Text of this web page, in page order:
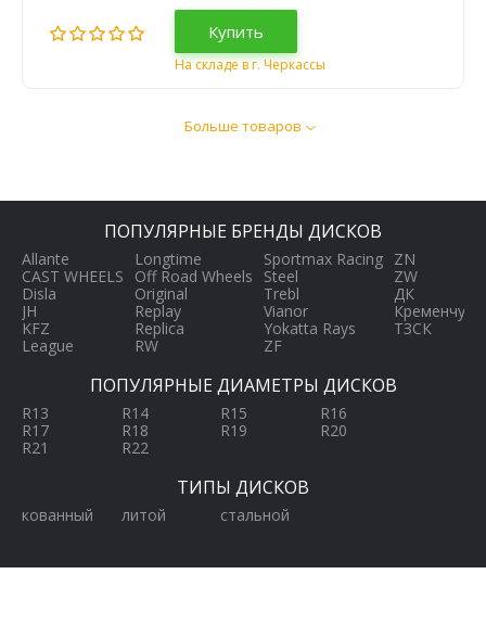
Купить
На складе в г. Черкассы
Больше товаров
ПОПУЛЯРНЫЕ БРЕНДЫ ДИСКОВ
Allante
CAST WHEELS
Disla
JH
KFZ
League
Longtime
Off Road Wheels
Original
Replay
Replica
RW
Sportmax Racing
Steel
Trebl
Vianor
Yokatta Rays
ZF
ZN
ZW
ДК
Кременчуг
ТЗСК
ПОПУЛЯРНЫЕ ДИАМЕТРЫ ДИСКОВ
R13 R14 R15
R16
R17
R18 R19
R20
R21
R22
ТИПЫ ДИСКОВ
кованный литой стальной